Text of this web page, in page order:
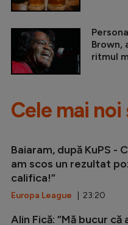
Brown,
ritmul
Cele mai
Baiaram, după KuPS -
am scos un rezultat
califica!”
Europa League | 23:20
Alin Fică: ”Mă bucur